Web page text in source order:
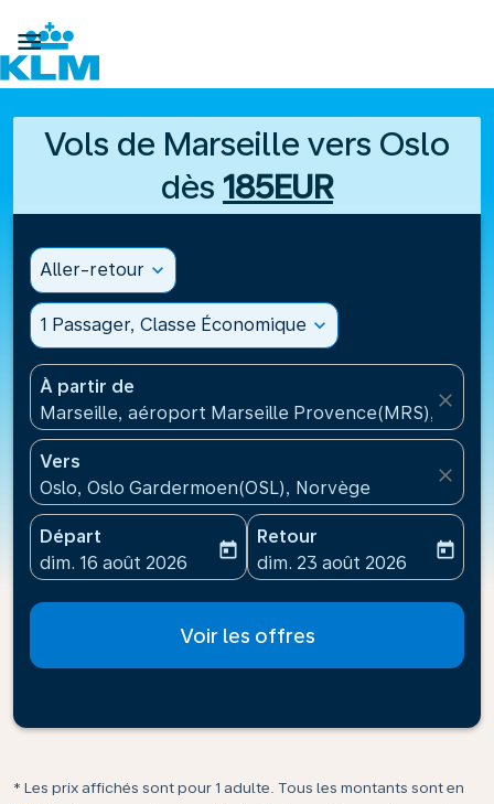

Vols de Marseille vers Oslo
dès 185EUR
Aller-retour expand_more
1 Passager, Classe Économique expand_more
À partir de
Marseille, aéroport Marseille Provence(MRS),
close
Vers
Oslo, Oslo Gardermoen(OSL), Norvège
close
Départ
fc-booking-departure-date-aria-label
dim. 16 août 2026
today
Retour
fc-booking-return-date-
dim. 23 août 2026
today
Voir les offres
* Les prix affichés sont pour 1 adulte. Tous les montants sont en